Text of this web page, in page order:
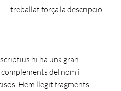
treballat força la descripció.
hi ha una gran
del nom i
Hem llegit fragments